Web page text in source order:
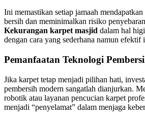
Ini memastikan setiap jamaah
bersih dan meminimalkan risiko
Kekurangan karpet masjid dalam hal
dengan cara yang sederhana namun efektif
Pemanfaatan Teknologi
Jika karpet tetap menjadi pilihan hati,
pembersih modern sangatlah dianjurkan.
robotik atau layanan pencucian karpet
menjadi “penyelamat” dalam menjaga